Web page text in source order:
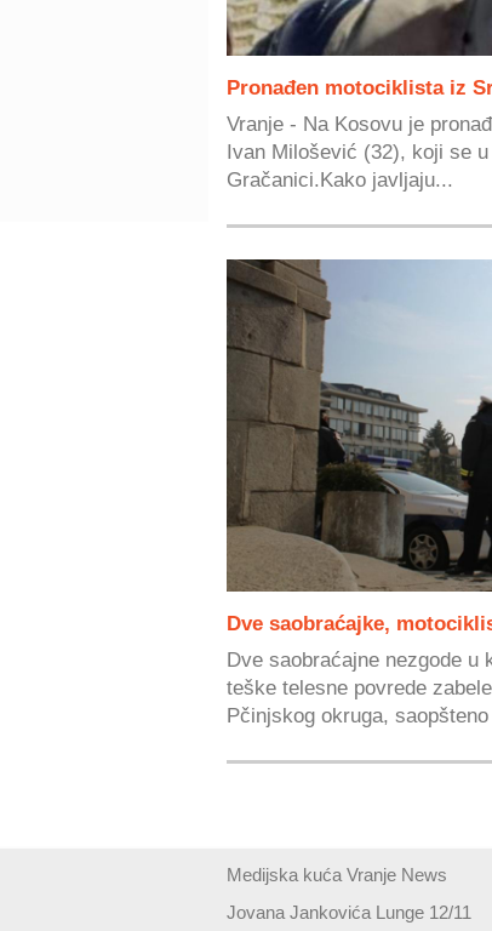
Pronađen motociklista iz
Vranje - Na Kosovu je
Ivan Milošević (32), koji se
Gračanici.Kako javljaju...
Dve saobraćajke,
Dve saobraćajne nezgode u
teške telesne povrede
Pčinjskog okruga,
Medijska kuća Vranje News
Jovana Jankovića Lunge 12/11